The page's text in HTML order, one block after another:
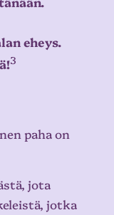
eheys.
3
paha on
jota
jotka